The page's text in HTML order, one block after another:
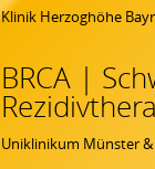
Klinik Herzoghöhe
BRCA |
Uniklinikum Münster